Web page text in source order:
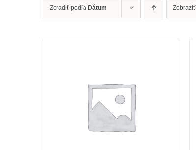
Zoradiť podľa Dátum Zobraziť